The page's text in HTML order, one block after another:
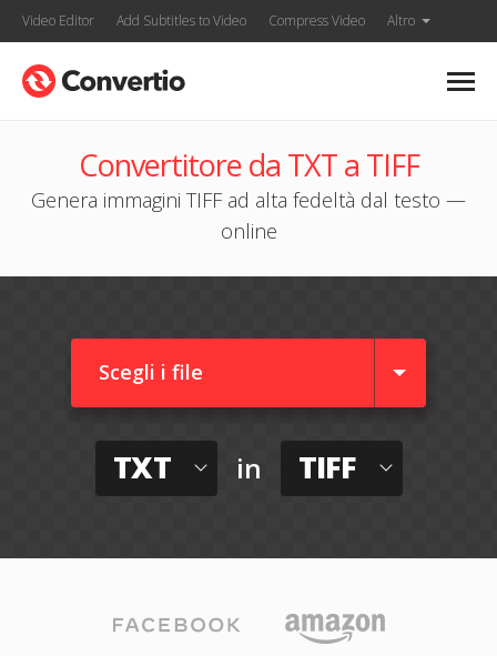
Video Editor Add Subtitles to Video Compress Video Altro
Convertitore da TXT a TIFF
Genera immagini TIFF ad alta fedeltà dal testo —
online
Scegli i file
TXT in TIFF